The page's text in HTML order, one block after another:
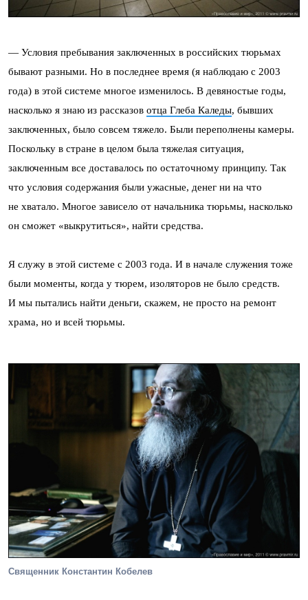
— Условия пребывания заключенных в российских тюрьмах
бывают разными. Но в последнее время (я наблюдаю с 2003
года) в этой системе многое изменилось. В девяностые годы,
насколько я знаю из рассказов отца Глеба Каледы, бывших
заключенных, было совсем тяжело. Были переполнены камеры.
Поскольку в стране в целом была тяжелая ситуация,
заключенным все доставалось по остаточному принципу. Так
что условия содержания были ужасные, денег ни на что
не хватало. Многое зависело от начальника тюрьмы, насколько
он сможет «выкрутиться», найти средства.
Я служу в этой системе с 2003 года. И в начале служения тоже
были моменты, когда у тюрем, изоляторов не было средств.
И мы пытались найти деньги, скажем, не просто на ремонт
храма, но и всей тюрьмы.
Священник Константин Кобелев